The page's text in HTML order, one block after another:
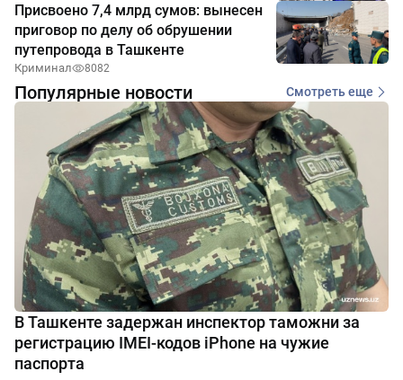
Присвоено 7,4 млрд сумов: вынесен
приговор по делу об обрушении
путепровода в Ташкенте
Криминал 8082
Популярные новости Смотреть еще
В Ташкенте задержан инспектор таможни за
регистрацию IMEI-кодов iPhone на чужие
паспорта